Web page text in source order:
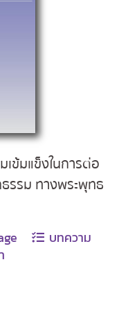
เข้มแข็งในการต่อ
รรม ทางพระพุทธ
บทความ